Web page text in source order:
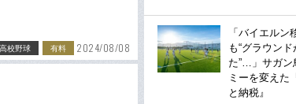
高校野球 有料 2024/08/08
「バイエルン
も“グラウンド
た”…」サガン
ミーを変えた
と納税』